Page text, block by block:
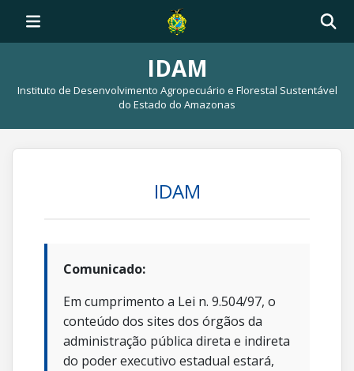
IDAM
Instituto de Desenvolvimento Agropecuário e Florestal Sustentável
do Estado do Amazonas
IDAM
Comunicado:
Em cumprimento a Lei n. 9.504/97, o
conteúdo dos sites dos órgãos da
administração pública direta e indireta
do poder executivo estadual estará,